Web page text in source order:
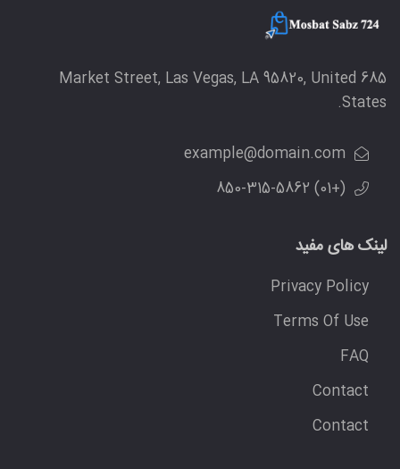
685 Market Street, Las Vegas, LA 95820, United
States.
example@domain.com
(+01) 850-315-5862
لینک های مفید
Privacy Policy
Terms Of Use
FAQ
Contact
Contact